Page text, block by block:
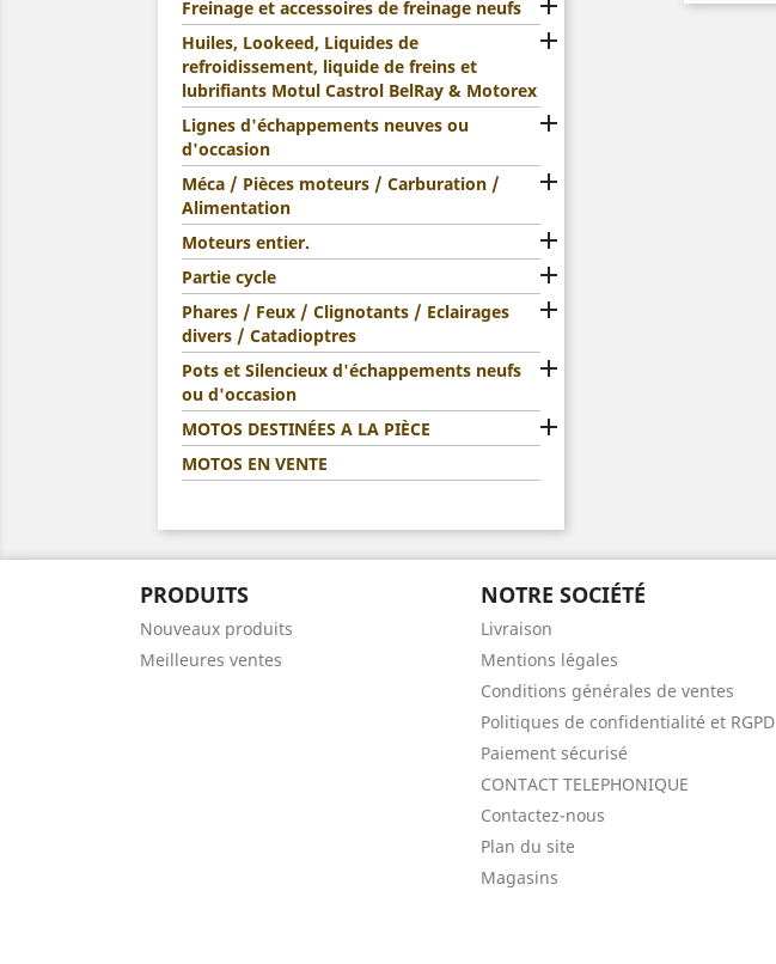
Freinage et accessoires de freinage neufs 
Huiles, Lookeed, Liquides de
refroidissement, liquide de freins et
lubrifiants Motul Castrol BelRay & Motorex

Lignes d'échappements neuves ou
d'occasion

Méca / Pièces moteurs / Carburation /
Alimentation

Moteurs entier. 
Partie cycle 
Phares / Feux / Clignotants / Eclairages
divers / Catadioptres

Pots et Silencieux d'échappements neufs
ou d'occasion

MOTOS DESTINÉES A LA PIÈCE 
MOTOS EN VENTE
PRODUITS
Nouveaux produits
Meilleures ventes
NOTRE SOCIÉTÉ
Livraison
Mentions légales
Conditions générales de ventes
Politiques de confidentialité et RGPD
Paiement sécurisé
CONTACT TELEPHONIQUE
Contactez-nous
Plan du site
Magasins